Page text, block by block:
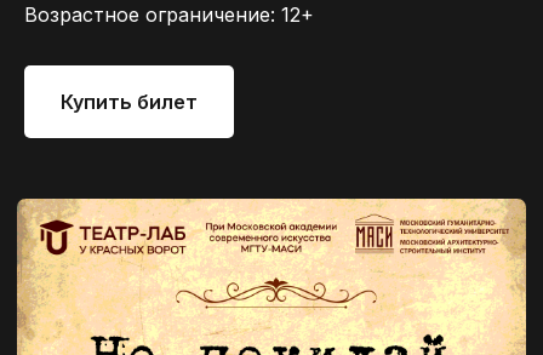
Возрастное ограничение: 12+
Купить билет